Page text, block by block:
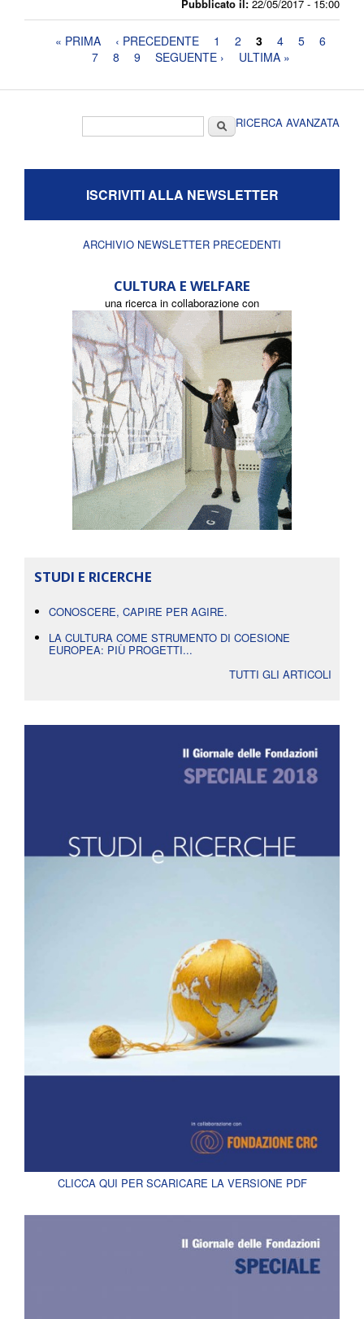
Pubblicato il: 22/05/2017 - 15:00
Pagine« PRIMA ‹ PRECEDENTE 1 2 3 4 5
6
7
8 9 SEGUENTE › ULTIMA »
CercaRICERCA AVANZATA
ISCRIVITI ALLA NEWSLETTER
ARCHIVIO NEWSLETTER PRECEDENTI
CULTURA E WELFARE
una ricerca in collaborazione con
STUDI E RICERCHE
CONOSCERE, CAPIRE PER AGIRE.
LA CULTURA COME STRUMENTO DI COESIONE
EUROPEA: PIÙ PROGETTI...
TUTTI GLI ARTICOLI
CLICCA QUI PER SCARICARE LA VERSIONE PDF